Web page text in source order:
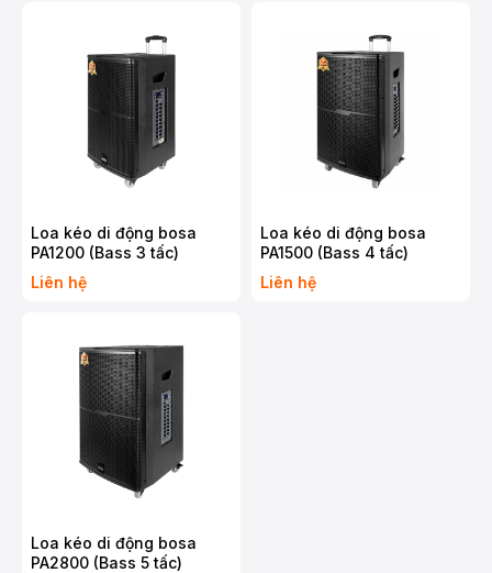
Loa kéo di động bosa
PA1200 (Bass 3 tấc)
Liên hệ
Loa kéo di động bosa
PA1500 (Bass 4 tấc)
Liên hệ
Loa kéo di động bosa
PA2800 (Bass 5 tấc)